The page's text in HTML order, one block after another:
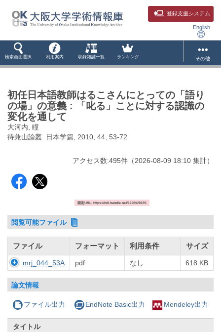
登録支援システム
English
検索画面選択 利用案内 収録雑誌一覧 ランキング その他
初任日本語教師はるこさんにとっての「語り
の場」の意義 : 「叱る」ことに対する認識の
変化を通して
大河内, 瞳
待兼山論叢. 日本学篇, 2010, 44, 53-72
アクセス数:495件 （2026-08-09 18:10 集計）
固定URL: https://hdl.handle.net/11094/8695
閲覧可能ファイル
ファイル フォーマット 利用条件 サイズ
mrj_044_53A pdf なし 618 KB
論文情報
ファイル出力 EndNote Basic出力 Mendeley出力
タイトル